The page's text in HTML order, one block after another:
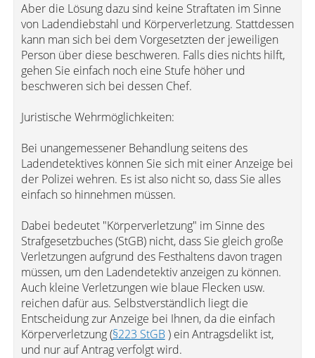
Aber die Lösung dazu sind keine Straftaten im Sinne
von Ladendiebstahl und Körperverletzung. Stattdessen
kann man sich bei dem Vorgesetzten der jeweiligen
Person über diese beschweren. Falls dies nichts hilft,
gehen Sie einfach noch eine Stufe höher und
beschweren sich bei dessen Chef.
Juristische Wehrmöglichkeiten:
Bei unangemessener Behandlung seitens des
Ladendetektives können Sie sich mit einer Anzeige bei
der Polizei wehren. Es ist also nicht so, dass Sie alles
einfach so hinnehmen müssen.
Dabei bedeutet "Körperverletzung" im Sinne des
Strafgesetzbuches (StGB) nicht, dass Sie gleich große
Verletzungen aufgrund des Festhaltens davon tragen
müssen, um den Ladendetektiv anzeigen zu können.
Auch kleine Verletzungen wie blaue Flecken usw.
reichen dafür aus. Selbstverständlich liegt die
Entscheidung zur Anzeige bei Ihnen, da die einfach
Körperverletzung (§223 StGB) ein Antragsdelikt ist,
und nur auf Antrag verfolgt wird.